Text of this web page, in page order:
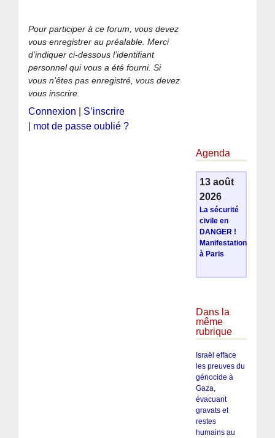
Pour participer à ce forum, vous devez
vous enregistrer au préalable. Merci
d’indiquer ci-dessous l’identifiant
personnel qui vous a été fourni. Si
vous n’êtes pas enregistré, vous devez
vous inscrire.
Connexion
S’inscrire
mot de passe oublié ?
Agenda
13 août
2026
La sécurité
civile en
DANGER !
Manifestation
à Paris
Dans la
même
rubrique
Israël efface
les preuves du
génocide à
Gaza,
évacuant
gravats et
restes
humains au